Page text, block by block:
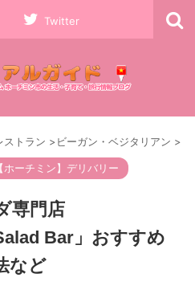
Twitter
ストラン >ビーガン・ベジタリアン >
【ホーチミン】デリバリー
専門店
Bar」おすすめ
など